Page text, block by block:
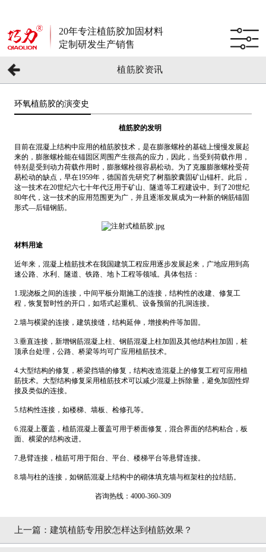
20年专注植筋胶加固材料
定制研发生产销售
植筋胶资讯
环氧植筋胶的演变史
植筋胶的发明
目前在混凝上结构中应用的植筋胶技术，是在膨胀螺栓的基础上慢慢发展起
来的，膨胀螺栓能在锚固区周围产生很高的应力，因此，当受到荷载作用，
特别是受到动力荷载作用时，膨胀螺栓很容易松动。为了克服膨胀螺栓受荷
易松动的缺点，早在1959年，德国首先研究了树脂胶囊固矿山锚杆。此后，
这一技术在20世纪六七十年代泛用于矿山、隧道等工程建设中。到了20世纪
80年代，这一技术的应用范围更为广，并且逐渐发展成为一种新的钢筋锚固
形式—后锚钢筋。
材料用途
近年来，混凝上植筋技术在我国建筑工程应用逐步发展起来，广地应用到高
速公路、水利、隧道、铁路、地卜工程等领域。具体包括：
1.现浇板之间的连接，中间平板分期施工的连接，结构性的改建、修复工
程，恢复暂时性的开口，如塔式起重机、设备预留的孔洞连接。
2.墙与横梁的连接，建筑接缝，结构延伸，增接构件等加固。
3.垂直连接，新增钢筋混凝上柱、钢筋混凝上柱加固及其他结构柱加固，桩
顶承台处理，公路、桥梁等均可广应用植筋技术。
4.大型结构的修复，桥梁挡墙的修复，结构改造混凝上的修复工程可应用植
筋技术。大型结构修复采用植筋技术可以减少混凝上拆除量，避免加固性焊
接及类似的连接。
5.结构性连接，如楼梯、墙板、检修孔等。
6.混凝上覆盖，植筋混凝上覆盖可用于桥面修复，混合界面的结构粘合，板
面、横梁的结构改进。
7.悬臂连接，植筋可用于阳台、平台、楼梯平台等悬臂连接。
8.墙与柱的连接，如钢筋混凝上结构中的砌体填充墙与框架柱的拉结筋。
咨询热线：4000-360-309
上一篇： 建筑植筋专用胶怎样达到植筋效果？